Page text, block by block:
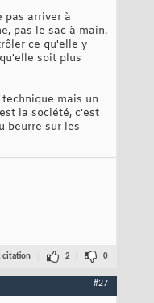
pas arriver à
pas le sac à main.
ce qu'elle y
soit plus
mais un
la société, c'est
beurre sur les
citation 2 0
#27